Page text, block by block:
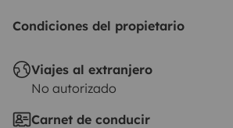
Condiciones del propietario
Viajes al extranjero
No autorizado
Carnet de conducir